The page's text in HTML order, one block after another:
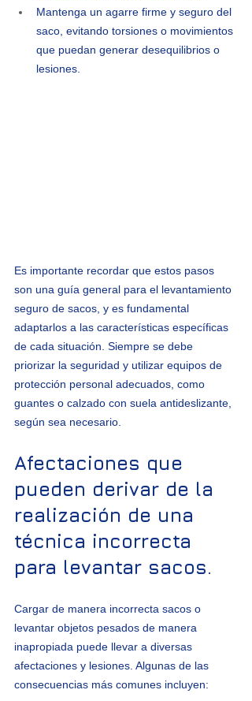
Mantenga un agarre firme y seguro del
saco, evitando torsiones o movimientos
que puedan generar desequilibrios o
lesiones.
Es importante recordar que estos pasos
son una guía general para el levantamiento
seguro de sacos, y es fundamental
adaptarlos a las características específicas
de cada situación. Siempre se debe
priorizar la seguridad y utilizar equipos de
protección personal adecuados, como
guantes o calzado con suela antideslizante,
según sea necesario.
Afectaciones que
pueden derivar de la
realización de una
técnica incorrecta
para levantar sacos.
Cargar de manera incorrecta sacos o
levantar objetos pesados de manera
inapropiada puede llevar a diversas
afectaciones y lesiones. Algunas de las
consecuencias más comunes incluyen: